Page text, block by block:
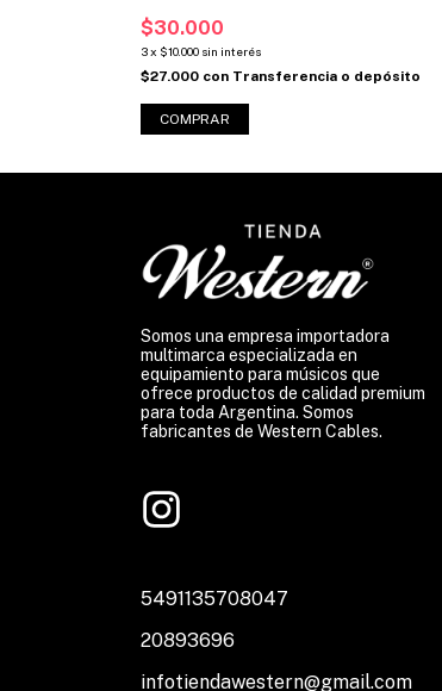
$30.000
3x $10.000 sin interés
$27.000 con Transferencia o depósito
Somos una empresa importadora
multimarca especializada en
equipamiento para músicos que
ofrece productos de calidad premium
para toda Argentina. Somos
fabricantes de Western Cables.
5491135708047
20893696
infotiendawestern@gmail.com